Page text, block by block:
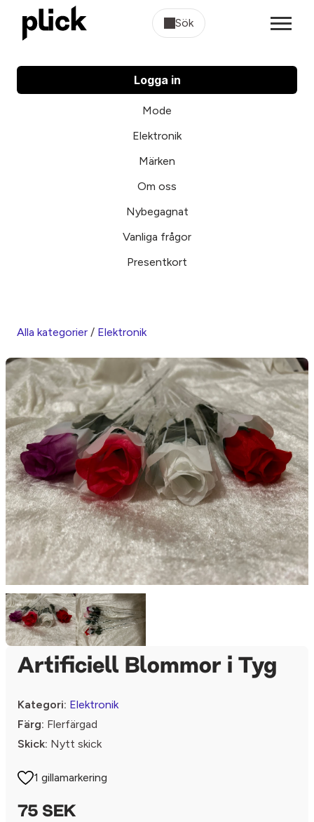
Sök
Logga in
Mode
Elektronik
Märken
Om oss
Nybegagnat
Vanliga frågor
Presentkort
Alla kategorier / Elektronik
Artificiell Blommor i Tyg
Kategori: Elektronik
Färg: Flerfärgad
Skick: Nytt skick
1 gillamarkering
75 SEK